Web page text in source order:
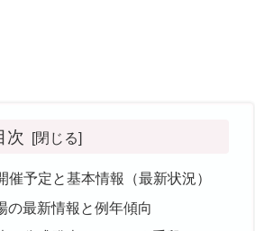
次
予定と基本情報（最新状況）
の最新情報と例年傾向